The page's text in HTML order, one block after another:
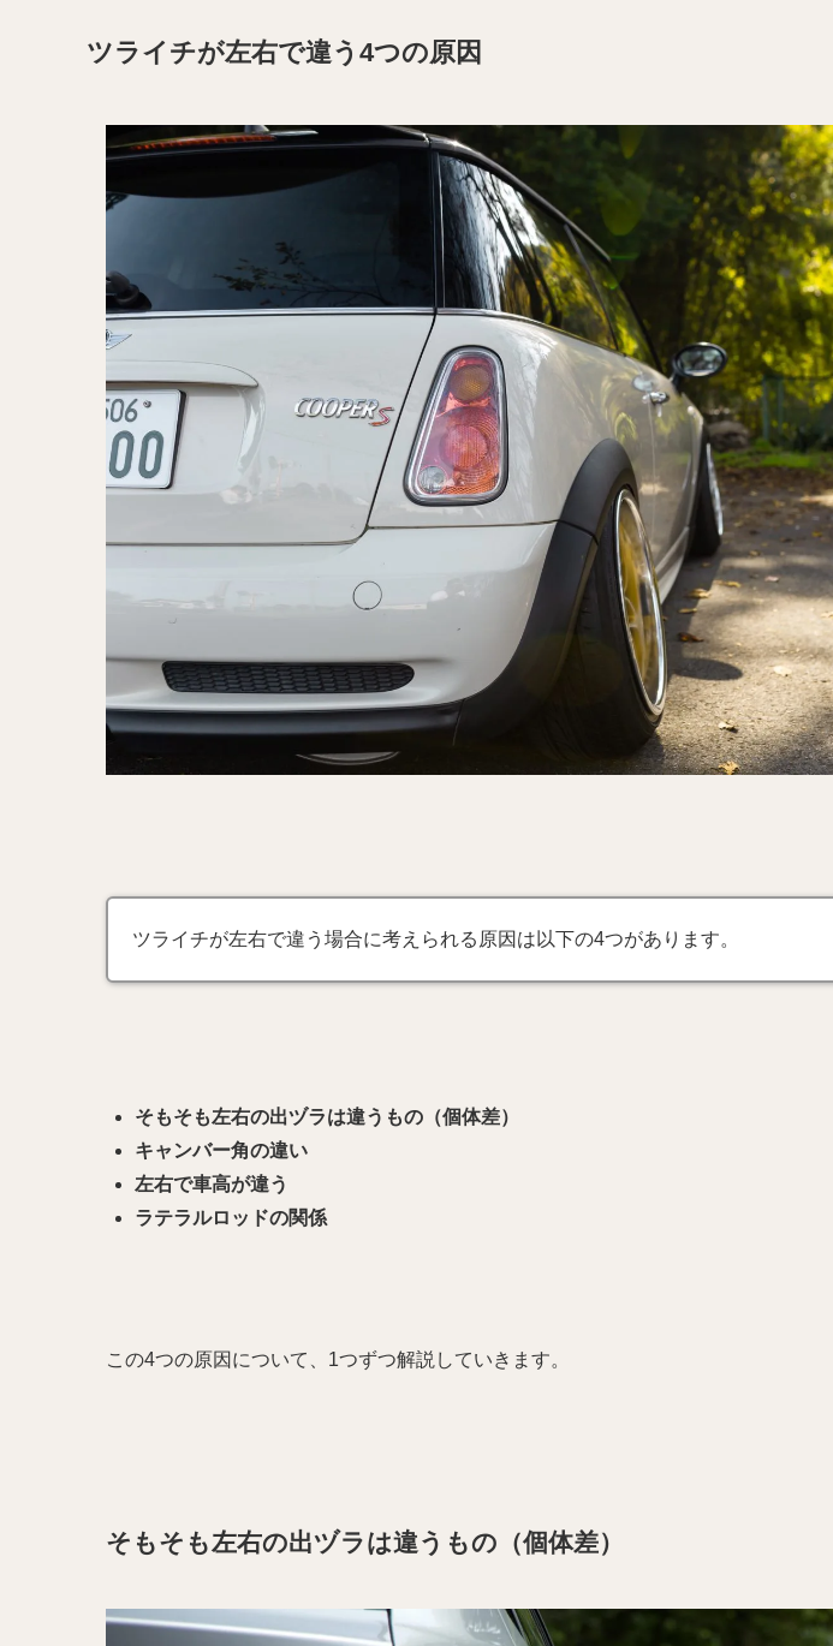
ツライチが左右で違う4つの原因
ツライチが左右で違う場合に考えられる原因は以下の4つがあります。
そもそも左右の出ヅラは違うもの（個体差）
キャンバー角の違い
左右で車高が違う
ラテラルロッドの関係
この4つの原因について、1つずつ解説していきます。
そもそも左右の出ヅラは違うもの（個体差）